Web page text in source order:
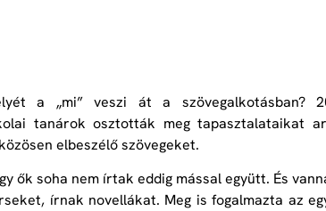
a „mi” veszi át a szövegalkotásban?
tanárok osztották meg tapasztalataikat
elbeszélő szövegeket.
ők soha nem írtak eddig mással együtt. És
írnak novellákat. Meg is fogalmazta az